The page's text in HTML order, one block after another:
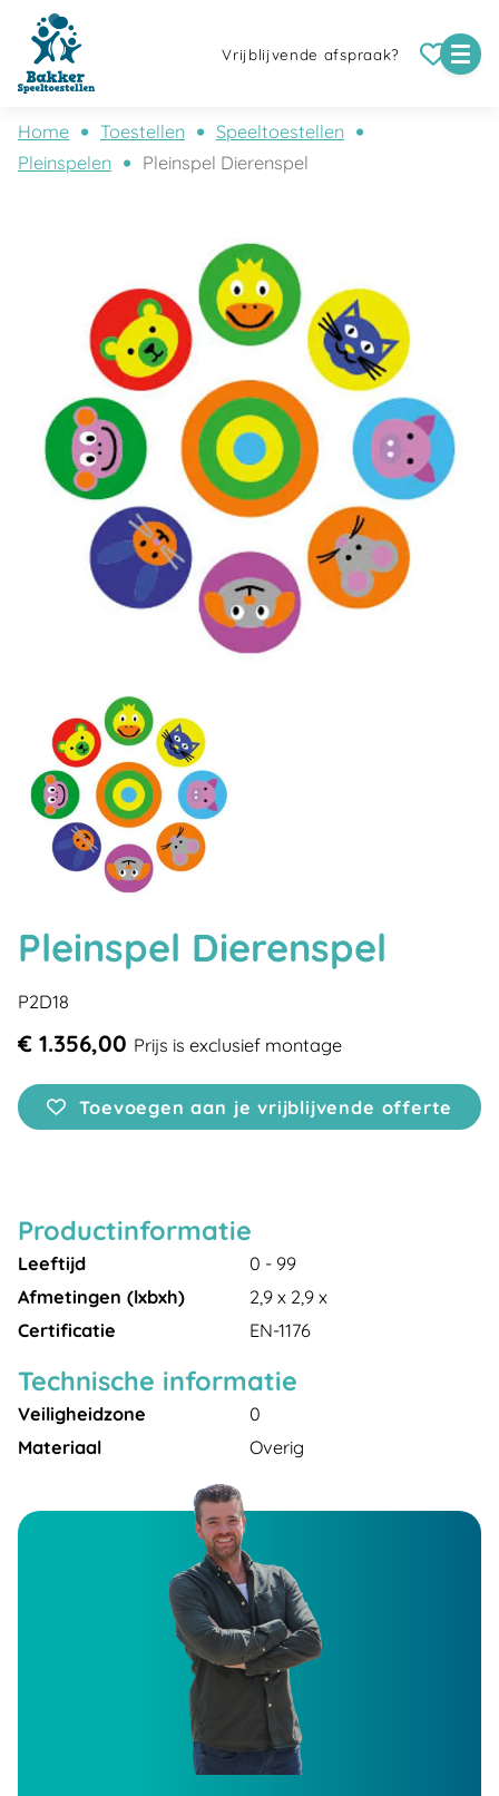
Vrijblijvende afspraak?
Home Toestellen
Speeltoestellen
Pleinspelen
Pleinspel Dierenspel
Pleinspel Dierenspel
P2D18
€ 1.356,00 Prijs is exclusief montage
Toevoegen aan je vrijblijvende offerte
Productinformatie
Leeftijd
0 - 99
Afmetingen (lxbxh)
2,9 x 2,9 x
Certificatie
EN-1176
Technische informatie
Veiligheidzone
0
Materiaal
Overig